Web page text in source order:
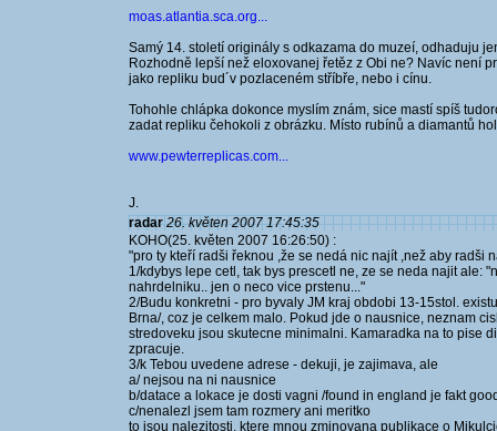
moas.atlantia.sca.org...
Samý 14. století originály s odkazama do muzeí, odhaduju
Rozhodně lepší než eloxovanej řetěz z Obi ne? Navíc není
jako repliku bud´v pozlaceném stříbře, nebo i cínu.
Tohohle chlápka dokonce myslím znám, sice mastí spíš
zadat repliku čehokoli z obrázku. Místo rubínů a diamantů
www.pewterreplicas.com...
J.
radar 26. květen 2007 17:45:35
KOHO(25. květen 2007 16:26:50) :
"pro ty kteří radši řeknou ,že se nedá nic najít ,než aby radši
1/kdybys lepe cetl, tak bys prescetl ne, ze se neda najit ale:
nahrdelniku.. jen o neco vice prstenu..."
2/Budu konkretni - pro byvaly JM kraj obdobi 13-15stol.
Brna/, coz je celkem malo. Pokud jde o nausnice, neznam
stredoveku jsou skutecne minimalni. Kamaradka na to pise
zpracuje.
3/k Tebou uvedene adrese - dekuji, je zajimava, ale
a/ nejsou na ni nausnice
b/datace a lokace je dosti vagni /found in england je fakt
c/nenalezl jsem tam rozmery ani meritko
to jsou nalezitosti, ktere mnou zminovana publikace o